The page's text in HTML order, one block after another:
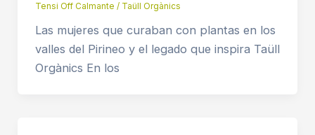
Tensi Off Calmante / Taüll Orgànics
Las mujeres que curaban con plantas en los
valles del Pirineo y el legado que inspira Taüll
Orgànics En los